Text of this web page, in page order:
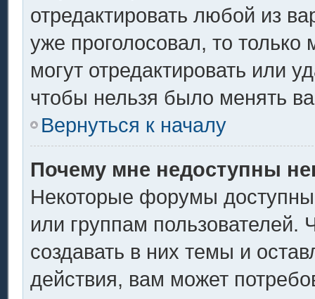
отредактировать любой из
уже проголосовал, то
могут отредактировать или
чтобы нельзя было менять
Вернуться к началу
Почему мне недоступны
Некоторые форумы
или группам
создавать в них темы и
действия, вам может